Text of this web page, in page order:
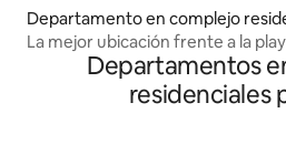
Departamento en complejo
ral Abaco
La mejor ubicación frente a la
Departamentos
residenciales